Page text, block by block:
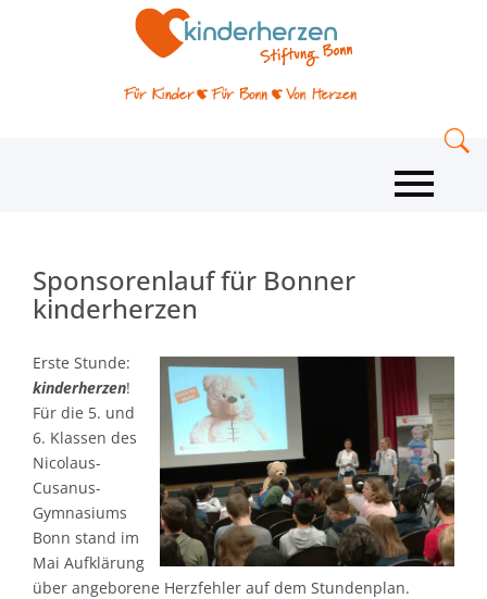
Sponsorenlauf für Bonner
kinderherzen
Erste Stunde:
kinderherzen!
Für die 5. und
6. Klassen des
Nicolaus-
Cusanus-
Gymnasiums
Bonn stand im
Mai Aufklärung
über angeborene Herzfehler auf dem Stundenplan.